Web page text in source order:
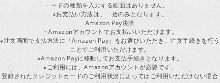
ードの種類を入力する画面はありません。
※お支払い方法は、一括のみとなります。
Amazon Pay決済
・Amazonアカウントでお支払いいただけます。
※注文画面で支払方法に「Amazon Pay」をお選びいただき、注文手続きを行う
ことでご利用いただけます。
※Amazon Payに移動してお支払手続きとなります。
※ご利用には、Amazonアカウントが必要です。
登録されたクレジットカードのご利用状況によってはご利用いただけない場合